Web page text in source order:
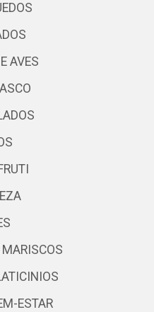
AVES
MARISCOS
ESTAR